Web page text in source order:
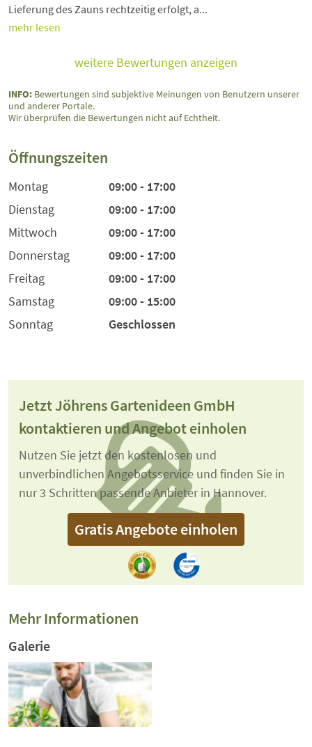
Lieferung des Zauns rechtzeitig erfolgt, a...
mehr lesen
weitere Bewertungen anzeigen
INFO: Bewertungen sind subjektive Meinungen von Benutzern unserer
und anderer Portale.
Wir überprüfen die Bewertungen nicht auf Echtheit.
Öffnungszeiten
Montag
09:00 - 17:00
Dienstag
09:00 - 17:00
Mittwoch
09:00 - 17:00
Donnerstag
09:00 - 17:00
Freitag
09:00 - 17:00
Samstag
09:00 - 15:00
Sonntag
Geschlossen
Jetzt Jöhrens Gartenideen GmbH
kontaktieren und Angebot einholen
Nutzen Sie jetzt den kostenlosen und
unverbindlichen Angebotsservice und finden Sie in
nur 3 Schritten passende Anbieter in Hannover.
Gratis Angebote einholen
Mehr Informationen
Galerie